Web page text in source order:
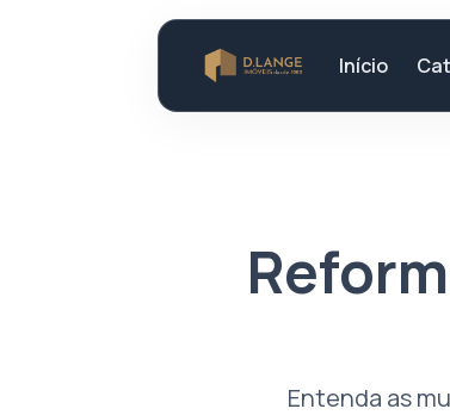
Início
Entenda as